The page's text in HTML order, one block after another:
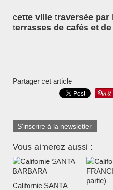
cette ville traversée par
terrasses de cafés et
Partager cet article
S'inscrire à la newsletter
Vous aimerez aussi :
Californie SANTA